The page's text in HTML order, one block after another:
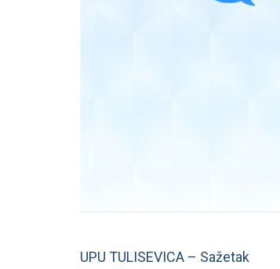
UPU TULISEVICA – Sažetak